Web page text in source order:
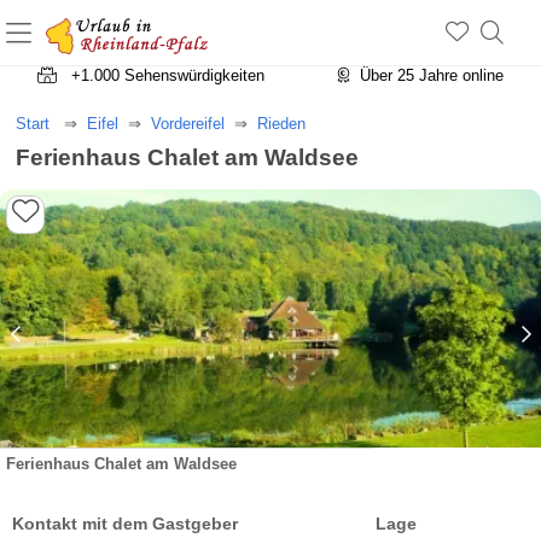
+1.500 Unterkünfte in Rheinland-Pfalz
+1.000 Sehenswürdigkeiten
Über 25 Jahre online
Start Eifel Vordereifel Rieden
Ferienhaus Chalet am Waldsee
Ferienhaus Chalet am Waldsee
Kontakt mit dem Gastgeber
Lage